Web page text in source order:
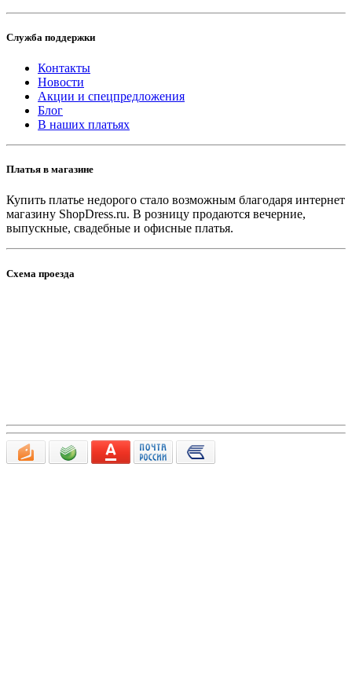
Служба поддержки
Контакты
Новости
Акции и спецпредложения
Блог
В наших платьях
Платья в магазине
Купить платье недорого стало возможным благодаря интернет
магазину ShopDress.ru. В розницу продаются вечерние,
выпускные, свадебные и офисные платья.
Схема проезда